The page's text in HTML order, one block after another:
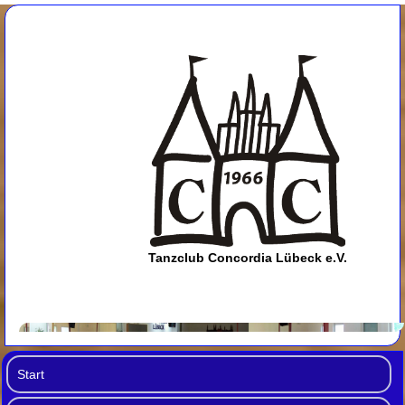
Tanzclub Concordia Lübeck e.V.
Start